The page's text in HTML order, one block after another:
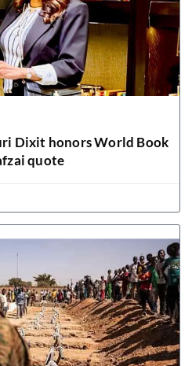
Dixit honors World Book
quote